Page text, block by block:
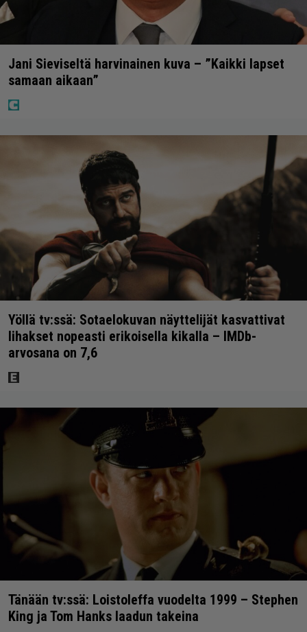
Jani Sieviseltä harvinainen kuva – ”Kaikki lapset
samaan aikaan”
Yöllä tv:ssä: Sotaelokuvan näyttelijät kasvattivat
lihakset nopeasti erikoisella kikalla – IMDb-
arvosana on 7,6
Tänään tv:ssä: Loistoleffa vuodelta 1999 – Stephen
King ja Tom Hanks laadun takeina